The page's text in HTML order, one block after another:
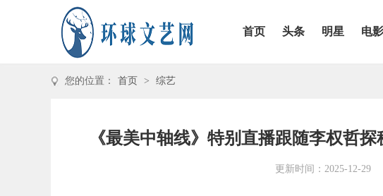
首页 头条 明星 电影
您的位置： 首页 > 综艺
《最美中轴线》特别直播跟随李权哲
更新时间：2025-12-29